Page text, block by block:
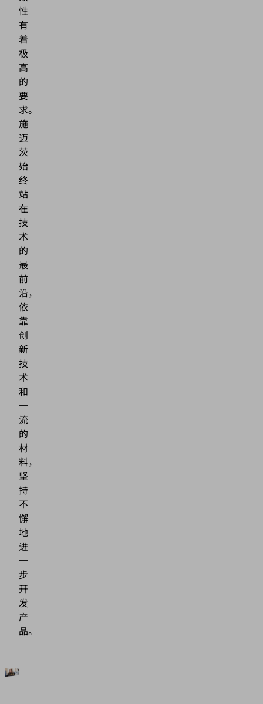
性
有
着
极
高
的
要
求。
施
迈
茨
始
终
站
在
技
术
的
最
前
沿，
依
靠
创
新
技
术
和
一
流
的
材
料，
坚
持
不
懈
地
进
一
步
开
发
产
品。